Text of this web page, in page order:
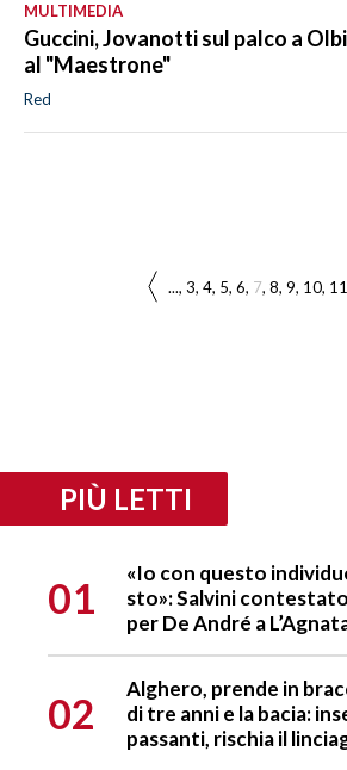
MULTIMEDIA
Guccini, Jovanotti sul palco a
al "Maestrone"
Red
... 3 4 5 6 7 8 9 10 11
PIÙ LETTI
01
«Io con questo
sto»: Salvini
per De André a
02
Alghero, prende in
di tre anni e la bacia:
passanti, rischia il